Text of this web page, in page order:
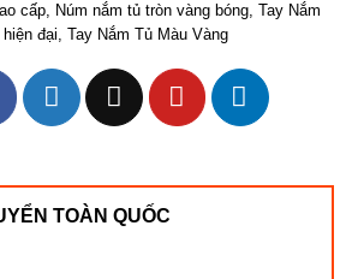
cấp, Núm nắm tủ tròn vàng bóng, Tay Nắm
đại, Tay Nắm Tủ Màu Vàng
TOÀN QUỐC